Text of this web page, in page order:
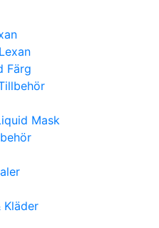
Färg
Mask
Kläder